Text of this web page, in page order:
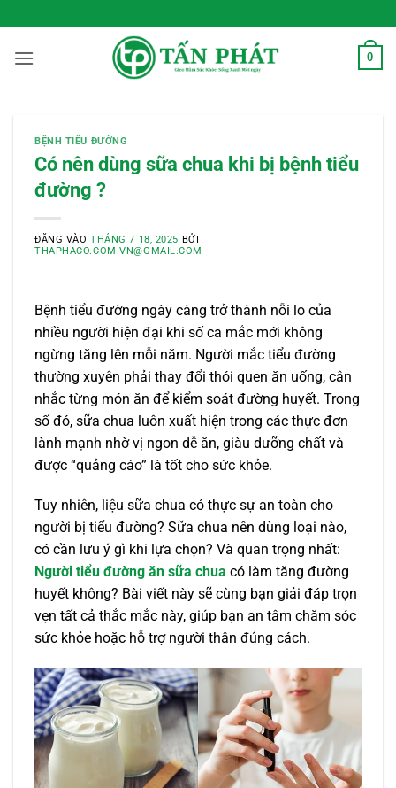
qua
nội
0
BỆNH TIỂU ĐƯỜNG
Có nên dùng sữa chua khi bị bệnh tiểu
đường ?
ĐĂNG VÀOTHÁNG 7 18, 2025 BỞI
THAPHACO.COM.VN@GMAIL.COM
Bệnh tiểu đường ngày càng trở thành nỗi lo của
nhiều người hiện đại khi số ca mắc mới không
ngừng tăng lên mỗi năm. Người mắc tiểu đường
thường xuyên phải thay đổi thói quen ăn uống, cân
nhắc từng món ăn để kiểm soát đường huyết. Trong
số đó, sữa chua luôn xuất hiện trong các thực đơn
lành mạnh nhờ vị ngon dễ ăn, giàu dưỡng chất và
được “quảng cáo” là tốt cho sức khỏe.
Tuy nhiên, liệu sữa chua có thực sự an toàn cho
người bị tiểu đường? Sữa chua nên dùng loại nào,
có cần lưu ý gì khi lựa chọn? Và quan trọng nhất:
Người tiểu đường ăn sữa chua có làm tăng đường
huyết không? Bài viết này sẽ cùng bạn giải đáp trọn
vẹn tất cả thắc mắc này, giúp bạn an tâm chăm sóc
sức khỏe hoặc hỗ trợ người thân đúng cách.